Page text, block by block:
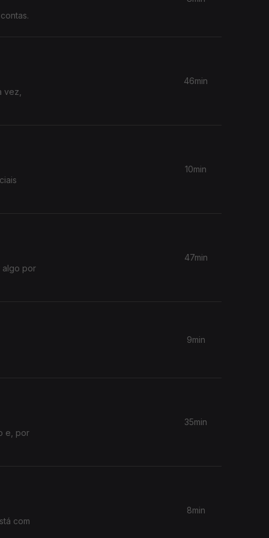
vez,
46min
10min
algo por
47min
9min
e, por
35min
com
8min